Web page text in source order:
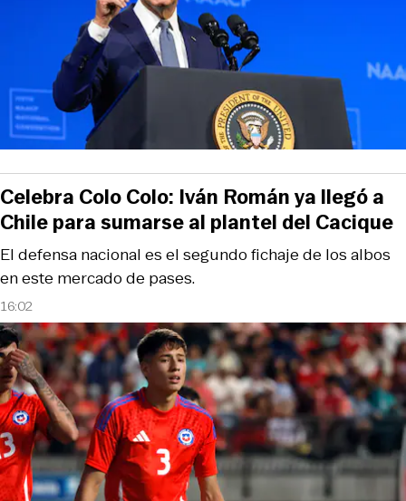
16:02
El defensa nacional es el segundo fichaje de los albos
en este mercado de pases.
Celebra Colo Colo: Iván Román ya llegó a
Chile para sumarse al plantel del Cacique